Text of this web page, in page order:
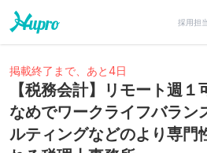
採用担
掲載終了まで、あと4日
【税務会計】リモート週
なめでワークライフバラン
ルティングなどのより専門